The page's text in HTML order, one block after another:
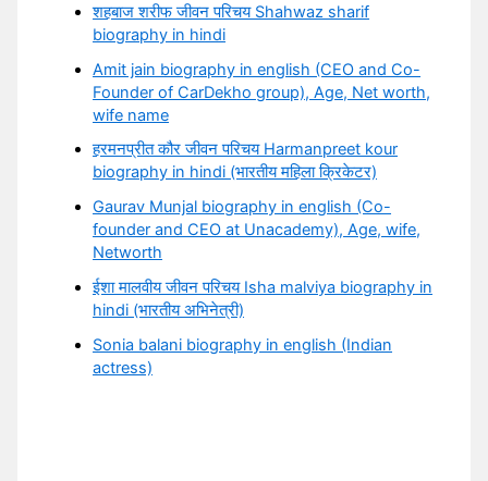
शहबाज शरीफ जीवन परिचय Shahwaz sharif
biography in hindi
Amit jain biography in english (CEO and Co-
Founder of CarDekho group), Age, Net worth,
wife name
हरमनप्रीत कौर जीवन परिचय Harmanpreet kour
biography in hindi (भारतीय महिला क्रिकेटर)
Gaurav Munjal biography in english (Co-
founder and CEO at Unacademy), Age, wife,
Networth
ईशा मालवीय जीवन परिचय Isha malviya biography in
hindi (भारतीय अभिनेत्री)
Sonia balani biography in english (Indian
actress)